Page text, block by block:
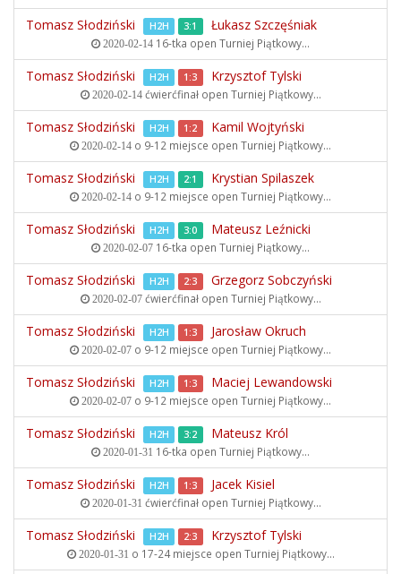
Tomasz Słodziński H2H 3:1 Łukasz Szczęśniak
2020-02-14 16-tka open Turniej Piątkowy...
Tomasz Słodziński H2H 1:3 Krzysztof Tylski
2020-02-14ćwierćfinał open Turniej Piątkowy...
Tomasz Słodziński H2H 1:2 Kamil Wojtyński
2020-02-14 o 9-12 miejsce open Turniej Piątkowy...
Tomasz Słodziński H2H 2:1 Krystian Spilaszek
2020-02-14 o 9-12 miejsce open Turniej Piątkowy...
Tomasz Słodziński H2H 3:0 Mateusz Leźnicki
2020-02-07 16-tka open Turniej Piątkowy...
Tomasz Słodziński H2H 2:3 Grzegorz Sobczyński
2020-02-07ćwierćfinał open Turniej Piątkowy...
Tomasz Słodziński H2H 1:3 Jarosław Okruch
2020-02-07 o 9-12 miejsce open Turniej Piątkowy...
Tomasz Słodziński H2H 1:3 Maciej Lewandowski
2020-02-07 o 9-12 miejsce open Turniej Piątkowy...
Tomasz Słodziński H2H 3:2 Mateusz Król
2020-01-31 16-tka open Turniej Piątkowy...
Tomasz Słodziński H2H 1:3 Jacek Kisiel
2020-01-31 ćwierćfinał open Turniej Piątkowy...
Tomasz Słodziński H2H 2:3 Krzysztof Tylski
2020-01-31 o 17-24 miejsce open Turniej Piątkowy...